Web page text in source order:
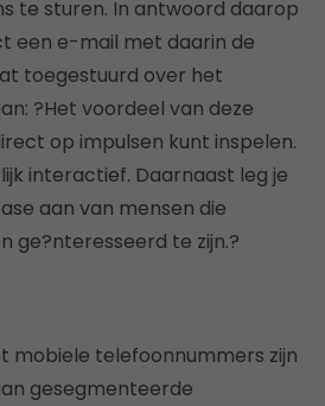
te sturen. In antwoord daarop
een e-mail met daarin de
toegestuurd over het
?Het voordeel van deze
op impulsen kunt inspelen.
interactief. Daarnaast leg je
aan van mensen die
ge?nteresseerd te zijn.?
mobiele telefoonnummers zijn
gesegmenteerde